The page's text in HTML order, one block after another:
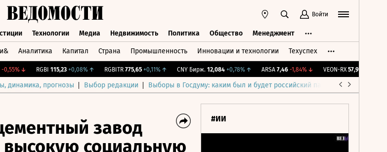
Войти
Технологии Медиа Недвижимость Политика Общество Менеджмент
Аналитика Капитал Страна Промышленность Инновации и технологии Техуспех
↓ RGBI 115,23 +0,08%↑ RGBITR 775,65 +0,11%↑ CNY Бирж. 12,084 +0,78%↑ ARSA 7,46 -1,84%↓ VEON-RX 57,9 +5,08%
динамика, прогнозы Выбор редакции Выборы в Госдуму: каким был и будет российский парламент
завод
высокую социальную
#ИИ